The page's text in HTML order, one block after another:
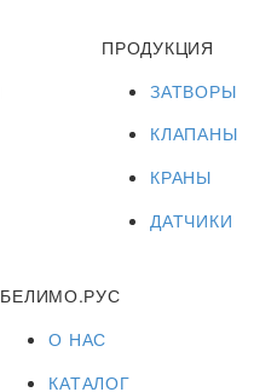
ПРОДУКЦИЯ
ЗАТВОРЫ
КЛАПАНЫ
КРАНЫ
ДАТЧИКИ
БЕЛИМО.РУС
О НАС
КАТАЛОГ